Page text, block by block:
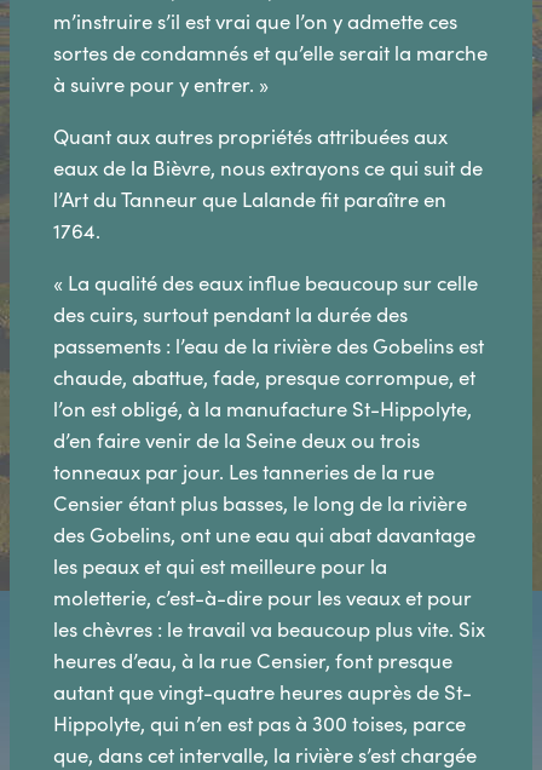
m’instruire s’il est vrai que l’on y admette ces
sortes de condamnés et qu’elle serait la marche
à suivre pour y entrer. »
Quant aux autres propriétés attribuées aux
eaux de la Bièvre, nous extrayons ce qui suit de
l’Art du Tanneur que Lalande fit paraître en
1764.
« La qualité des eaux influe beaucoup sur celle
des cuirs, surtout pendant la durée des
passements : l’eau de la rivière des Gobelins est
chaude, abattue, fade, presque corrompue, et
l’on est obligé, à la manufacture St-Hippolyte,
d’en faire venir de la Seine deux ou trois
tonneaux par jour. Les tanneries de la rue
Censier étant plus basses, le long de la rivière
des Gobelins, ont une eau qui abat davantage
les peaux et qui est meilleure pour la
moletterie, c’est-à-dire pour les veaux et pour
les chèvres : le travail va beaucoup plus vite. Six
heures d’eau, à la rue Censier, font presque
autant que vingt-quatre heures auprès de St-
Hippolyte, qui n’en est pas à 300 toises, parce
que, dans cet intervalle, la rivière s’est chargée